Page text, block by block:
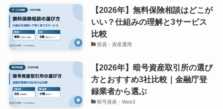
【2026年】無料保険相談はどこが
いい？仕組みの理解と3サービス
比較
投資・資産運用
【2026年】暗号資産取引所の選び
方とおすすめ3社比較｜金融庁登
録業者から選ぶ
暗号資産・Web3